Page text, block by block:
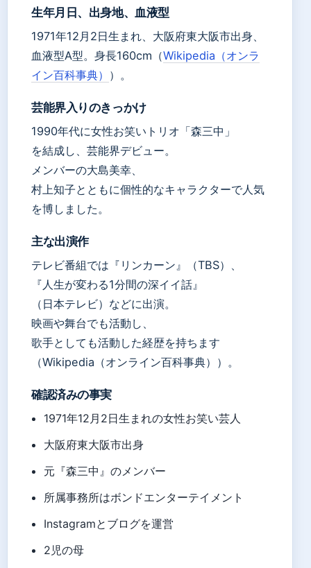
生年月日、出身地、血液型
1971年12月2日生まれ、大阪府東大阪市出身、
血液型A型。身長160cm（Wikipedia（オンラ
イン百科事典） ）。
芸能界入りのきっかけ
1990年代に女性お笑いトリオ「森三中」
を結成し、芸能界デビュー。
メンバーの大島美幸、
村上知子とともに個性的なキャラクターで人気
を博しました。
主な出演作
テレビ番組では『リンカーン』（TBS）、
『人生が変わる1分間の深イイ話』
（日本テレビ）などに出演。
映画や舞台でも活動し、
歌手としても活動した経歴を持ちます
（Wikipedia（オンライン百科事典））。
確認済みの事実
1971年12月2日生まれの女性お笑い芸人
大阪府東大阪市出身
元『森三中』のメンバー
所属事務所はボンドエンターテイメント
Instagramとブログを運営
2児の母